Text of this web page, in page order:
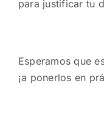
para justificar tu
Esperamos que
¡a ponerlos en